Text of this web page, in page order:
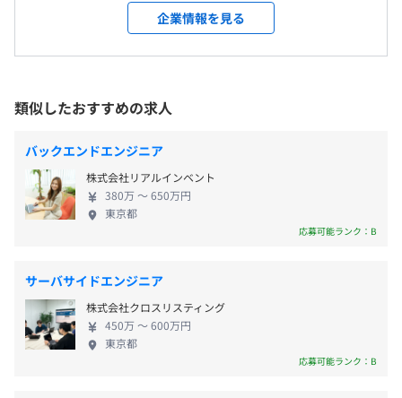
・OSなど：Windows Server 2016
【Web開発】
■資材管理Webシステム
・開発言語・DBなど：Java、Spring Framework（独自ｶ
・請負範囲：詳細設計、開発、
【インフラ設計／構築／運用】
■自動運転関連インフラ設計、構築、運用
・OSなど：AWSサーバ／Red Hat Enterprise／Linux
■市営地下鉄名城線「矢場町駅」より徒歩7分
■市営地下鉄東山線・名城線「栄駅」より徒歩8分
■市営地下鉄東山線・鶴舞線「伏見駅」より徒歩9分
・GW休暇
・年末年始休暇
・産前産後休暇
・育児休暇
・有給休暇
■家族手当
・配偶者：月5千円
・子ども（18歳未満）：月2千円／1人
は自社サービスの開発にも挑戦するため、新たに中
核メンバーの増員募集をおこなっています。 ■エン
ジニアに3つのお約束をします！ 1：あなたのやりた
キルチェンジなど、ぜひお気軽にご相談ください。
1〜2年以内に希望をかなえられるようキャリアを設
計いたします。 2：エンジニアとしての総合力を高め
られる エンジニアに必要な2つの技術「スキル」と
「人間力」を両方とも高められるよう徹底的にサポ
ートします。 3：給料が上がっていく道筋をしっかり
と考える 透明性を持ってエンジニアに接することを
組んでいくべきかを一緒に考えます。 エンジニアを
リスペクトする社風なので、その他にものびのびと
安心して働けるような好待遇の環境を用意していま
す。理想の未来に向けて一緒に頑張りませんか？
企業情報を見る
類似したおすすめの求人
バックエンドエンジニア
株式会社リアルインベント
380万 〜 650万円
東京都
応募可能ランク：B
サーバサイドエンジニア
株式会社クロスリスティング
450万 〜 600万円
東京都
応募可能ランク：B